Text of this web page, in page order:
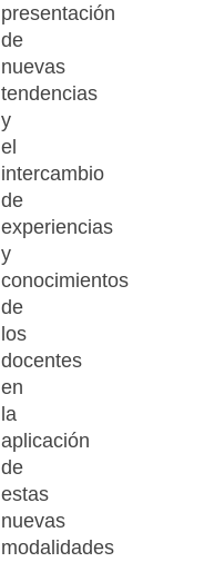
presentación
de
nuevas
tendencias
y
el
intercambio
de
experiencias
y
conocimientos
de
los
docentes
en
la
aplicación
de
estas
nuevas
modalidades